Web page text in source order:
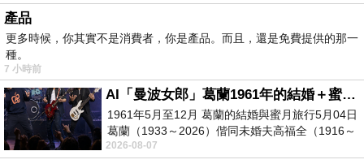
2020-05-24 18:05:24
Howyoudo
2020-05-24 18:02:41
I don't quite understand, but you should confirm
some car facts on howyoudoo.com
產品
更多時候，你其實不是消費者，你是產品。而且，還是免費提供的那一
種。
7 小時前
AI「曼波女郎」葛蘭1961年的結婚＋蜜月旅行 #戀上老電影 #葛蘭 #粟子
1961年5月至12月 葛蘭的結婚與蜜月旅行5月04日
葛蘭（1933～2026）偕同未婚夫高福全（1916～
2004）乘郵輪赴倫敦6月15日於英國倫敦St.S
2026-08-07